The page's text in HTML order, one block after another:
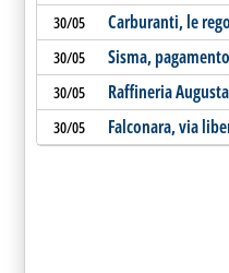
30/05 Carburanti, le
30/05 Sisma,
30/05 Raffineria
30/05 Falconara, via